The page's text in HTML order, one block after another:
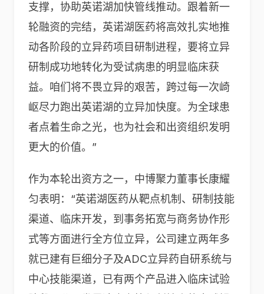
支撑，协助英诺湖加快管线推动。跟着新一
轮融资的完结，英诺湖医药将高效扎实地推
动各阶段的立异药项目研制进程，要将立异
研制成功地转化为受试病患的明显临床获
益。咱们将不畏立异的艰苦，跨过每一次崎
岖尽力跑出英诺湖的立异加快度。为全球患
者点着生命之光，也为社会和出资组织发明
更大的价值。”
作为本轮出资方之一，中博聚力董事长康耀
匀表明：“英诺湖医药从靶点机制、研制技能
渠道、临床开发，到事务拓宽与商务协作形
式等方面进行全方位立异，公司建立两年多
就已建有巨细分子及ADC立异药自研系统与
中心技能渠道，已有两个产品进入临床试验